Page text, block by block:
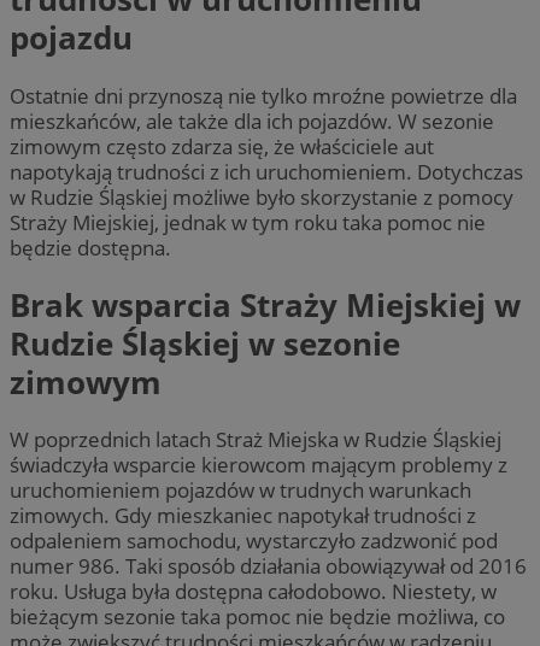
pojazdu
Ostatnie dni przynoszą nie tylko mroźne powietrze dla
mieszkańców, ale także dla ich pojazdów. W sezonie
zimowym często zdarza się, że właściciele aut
napotykają trudności z ich uruchomieniem. Dotychczas
w Rudzie Śląskiej możliwe było skorzystanie z pomocy
Straży Miejskiej, jednak w tym roku taka pomoc nie
będzie dostępna.
Brak wsparcia Straży Miejskiej w
Rudzie Śląskiej w sezonie
zimowym
W poprzednich latach Straż Miejska w Rudzie Śląskiej
świadczyła wsparcie kierowcom mającym problemy z
uruchomieniem pojazdów w trudnych warunkach
zimowych. Gdy mieszkaniec napotykał trudności z
odpaleniem samochodu, wystarczyło zadzwonić pod
numer 986. Taki sposób działania obowiązywał od 2016
roku. Usługa była dostępna całodobowo. Niestety, w
bieżącym sezonie taka pomoc nie będzie możliwa, co